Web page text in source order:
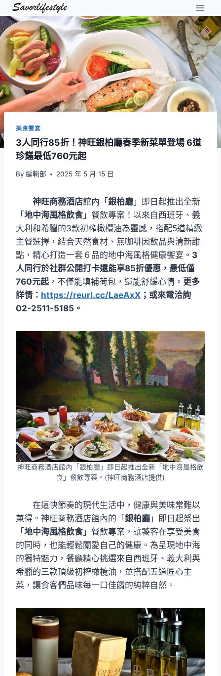
Skip
to
content
美食饗宴
3人同行85折！神旺銀柏廳春季新菜單登場 6道
珍饈最低760元起
By 編輯部 2025 年 5 月 15 日
神旺商務酒店館內「 銀柏廳 」即日起推出全新
「 地中海風格飲食」餐飲專案！以來自西班牙、義
大利和希臘的3款初榨橄欖油為靈感，搭配5道精緻
主餐選擇，結合天然食材、無咖啡因飲品與清新甜
點，精心打造一套６品的地中海風格健康饗宴。 3
人同行於社群公開打卡還能享85折優惠，最低僅
760元起，不僅能填補荷包，還能舒緩心情。 更多
詳情： https://reurl.cc/LaeAxX ；或來電洽詢
02-2511-5185。
神旺商務酒店館內「銀柏廳」即日起推出全新「地中海風格飲
食」餐飲專案。(神旺商務酒店提供)
在這快節奏的現代生活中，健康與美味常難以
兼得。神旺商務酒店館內的「銀柏廳 」即日起祭出
「地中海風格飲食」餐飲專案，讓饕客在享受美食
的同時，也能輕鬆關愛自己的健康。為呈現地中海
的獨特魅力，餐廳精心挑選來自西班牙、義大利與
希臘的三款頂級初榨橄欖油，並搭配五道匠心主
菜，讓食客們品味每一口佳餚的純粹自然。